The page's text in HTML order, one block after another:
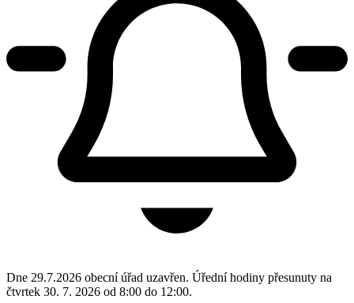
Dne 29.7.2026 obecní úřad uzavřen. Úřední hodiny přesunuty na
čtvrtek 30. 7. 2026 od 8:00 do 12:00.